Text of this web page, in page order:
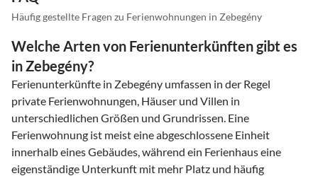
Häufig gestellte Fragen zu Ferienwohnungen in Zebegény
Welche Arten von Ferienunterkünften gibt es
in Zebegény?
Ferienunterkünfte in Zebegény umfassen in der Regel
private Ferienwohnungen, Häuser und Villen in
unterschiedlichen Größen und Grundrissen. Eine
Ferienwohnung ist meist eine abgeschlossene Einheit
innerhalb eines Gebäudes, während ein Ferienhaus eine
eigenständige Unterkunft mit mehr Platz und häufig